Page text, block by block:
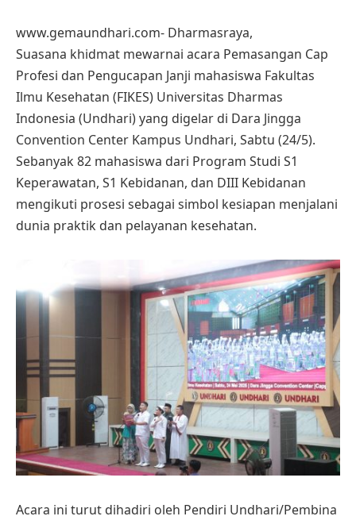
www.gemaundhari.com- Dharmasraya,
Suasana khidmat mewarnai acara Pemasangan Cap
Profesi dan Pengucapan Janji mahasiswa Fakultas
Ilmu Kesehatan (FIKES) Universitas Dharmas
Indonesia (Undhari) yang digelar di Dara Jingga
Convention Center Kampus Undhari, Sabtu (24/5).
Sebanyak 82 mahasiswa dari Program Studi S1
Keperawatan, S1 Kebidanan, dan DIII Kebidanan
mengikuti prosesi sebagai simbol kesiapan menjalani
dunia praktik dan pelayanan kesehatan.
Acara ini turut dihadiri oleh Pendiri Undhari/Pembina